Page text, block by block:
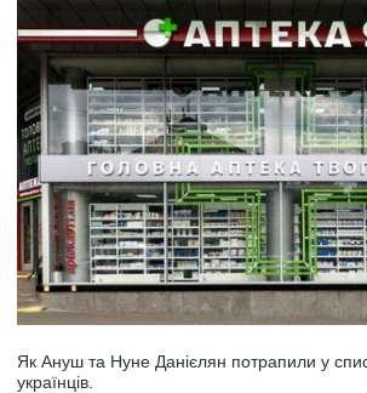
Як Ануш та Нуне Данієлян потрапили у
українців.